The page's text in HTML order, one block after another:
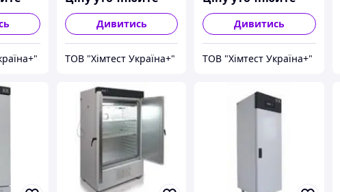
Дивитись
ТОВ "Хімтест Україна+"
Дивитись
ТОВ "Хімтест Україна+"